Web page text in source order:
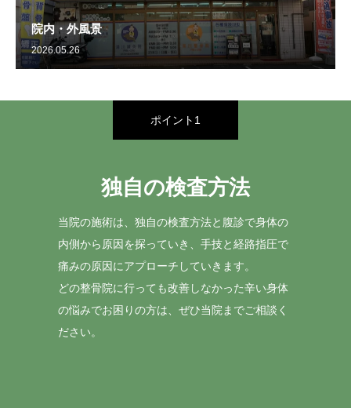
院内・外風景
2026.05.26
ポイント1
独自の検査方法
当院の施術は、独自の検査方法と腹診で身体の
内側から原因を探っていき、手技と経路指圧で
痛みの原因にアプローチしていきます。
どの整骨院に行っても改善しなかった辛い身体
の悩みでお困りの方は、ぜひ当院までご相談く
ださい。